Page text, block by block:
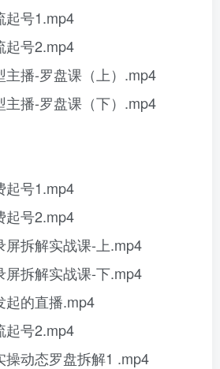
起号1.mp4
起号2.mp4
主播-罗盘课（上）.mp4
主播-罗盘课（下）.mp4
起号1.mp4
起号2.mp4
屏拆解实战课-上.mp4
屏拆解实战课-下.mp4
起的直播.mp4
起号2.mp4
操动态罗盘拆解1 .mp4